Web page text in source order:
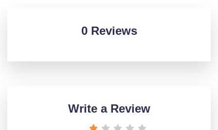
0 Reviews
Write a Review